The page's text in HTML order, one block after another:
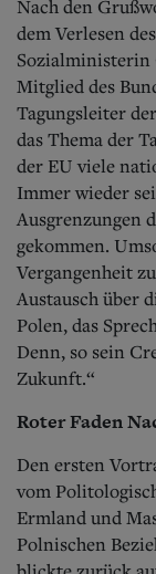
Nach den
dem Verlesen
Mitglied des
Tagungsleiter
das Thema der
der EU viele
Immer wieder
Ausgrenzungen
gekommen.
Vergangenheit
Austausch über
Polen, das
Denn, so sein
Zukunft.“
Roter Faden
Den ersten
vom
Ermland und
Polnischen